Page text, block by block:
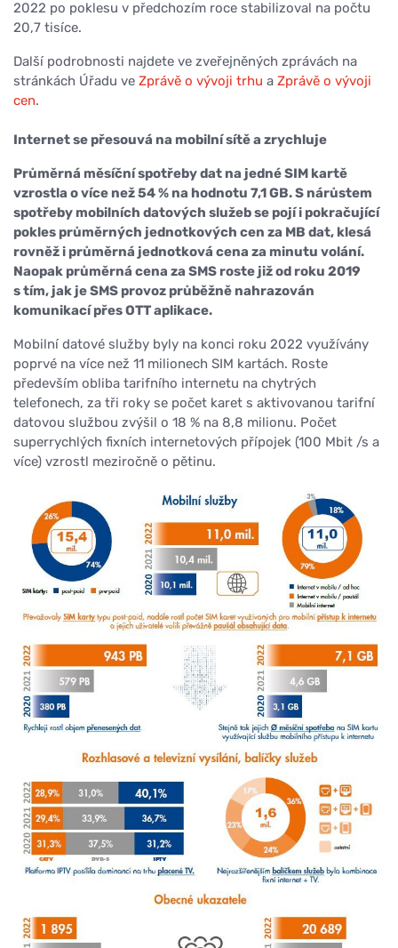
2022 po poklesu v předchozím roce stabilizoval na počtu
20,7 tisíce.
Další podrobnosti najdete ve zveřejněných zprávách na
stránkách Úřadu ve Zprávě o vývoji trhu a Zprávě o vývoji
cen.
Internet se přesouvá na mobilní sítě a zrychluje
Průměrná měsíční spotřeby dat na jedné SIM kartě
vzrostla o více než 54 % na hodnotu 7,1 GB. S nárůstem
spotřeby mobilních datových služeb se pojí i pokračující
pokles průměrných jednotkových cen za MB dat, klesá
rovněž i průměrná jednotková cena za minutu volání.
Naopak průměrná cena za SMS roste již od roku 2019
s tím, jak je SMS provoz průběžně nahrazován
komunikací přes OTT aplikace.
Mobilní datové služby byly na konci roku 2022 využívány
poprvé na více než 11 milionech SIM kartách. Roste
především obliba tarifního internetu na chytrých
telefonech, za tři roky se počet karet s aktivovanou tarifní
datovou službou zvýšil o 18 % na 8,8 milionu. Počet
superrychlých fixních internetových přípojek (100 Mbit /s a
více) vzrostl meziročně o pětinu.